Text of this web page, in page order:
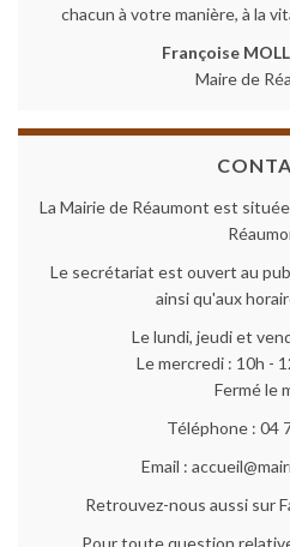
chacun à votre manière, à la
Françoise
Maire de
La Mairie de Réaumont est
Le secrétariat est ouvert au
ainsi qu'aux
Le lundi, jeudi et
Le mercredi : 10h -
Fermé le
Téléphone : 04
Email :
Retrouvez-nous aussi sur